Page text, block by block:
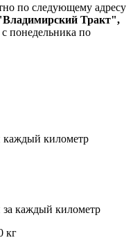
по следующему адресу
Тракт",
с понедельника по
километр
каждый километр
кг